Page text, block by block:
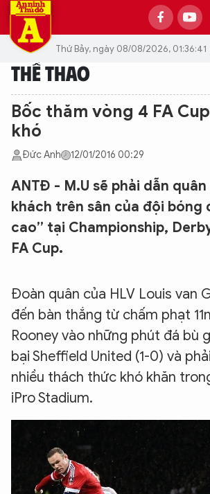
Thứ Bảy, ngày 08/08/2026, 01:36:41
THỂ THAO
Bốc thăm vòng 4 FA
khó
Đức Anh 12/01/2016 00:29
ANTĐ - M.U sẽ phải dẫn
khách trên sân của đội bóng
cao” tại Championship,
FA Cup.
Đoàn quân của HLV Louis van
đến bàn thắng từ chấm phạt
Rooney vào những phút đá bù
bại Sheffield United (1-0) và
nhiều thách thức khó khăn
iPro Stadium.